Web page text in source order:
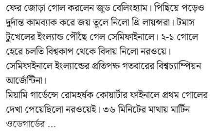
ফের জোড়া গোল করলেন জুড বেলিংহ্যাম। পিছিয়ে পড়েও
দুর্দান্ত কামব্যাক করে জয় তুলে নিলো থ্রি লায়ন্সরা। টমাস
টুখেলের ইংল্যান্ড পৌঁছে গেল সেমিফাইনালে। ২-১ গোলে
হেরে চলতি বিশ্বকাপ থেকে বিদায় নিলো নরওয়ে।
সেমিফাইনালে ইংল্যান্ডের প্রতিপক্ষ গতবারের বিশ্বচ্যাম্পিয়ন
আর্জেন্টিনা।
মিয়ামি গার্ডেন্সে রোমহর্ষক কোয়ার্টার ফাইনালে প্রথম গোলের
দেখা পেয়েছিলো নরওয়েই। ৩৬ মিনিটের মাথায় মার্টিন
ওডেগার্ডের ...